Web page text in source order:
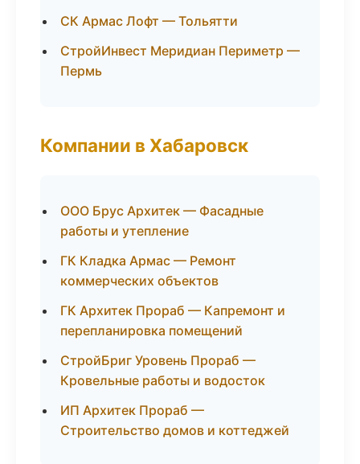
СК Армас Лофт — Тольятти
СтройИнвест Меридиан Периметр —
Пермь
Компании в Хабаровск
ООО Брус Архитек — Фасадные
работы и утепление
ГК Кладка Армас — Ремонт
коммерческих объектов
ГК Архитек Прораб — Капремонт и
перепланировка помещений
СтройБриг Уровень Прораб —
Кровельные работы и водосток
ИП Архитек Прораб —
Строительство домов и коттеджей